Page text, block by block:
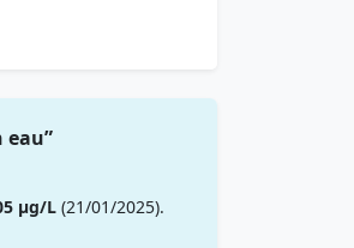
eau”
µg/L (21/01/2025).